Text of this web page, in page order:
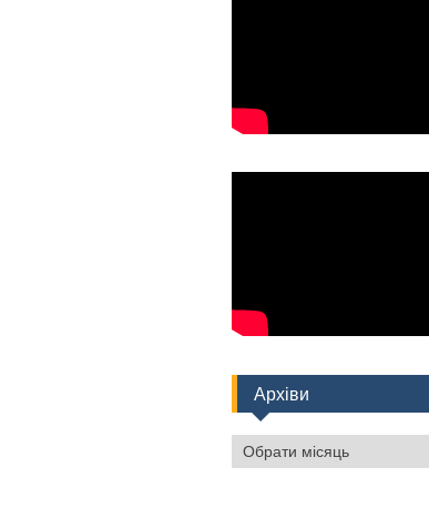
Архіви
Архіви